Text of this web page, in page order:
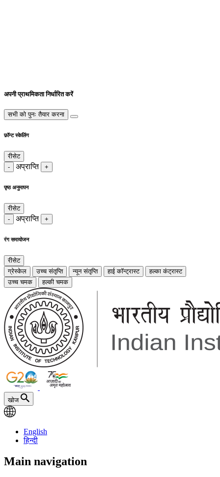
अपनी प्राथमिकता निर्धारित करें
सभी को पुनः तैयार करना
फ़ॉन्ट स्केलिंग
रीसेट
-
अप्राप्ति +
पृष्ठ अनुमापन
रीसेट
-
अप्राप्ति +
रंग समायोजन
रीसेट
ग्रेस्केल
उच्च संतृप्ति न्यून संतृप्ति हाई कॉन्ट्रास्ट
हल्का कंट्रास्ट
उच्च चमक
हल्की चमक
खोज
English
हिन्दी
Main navigation